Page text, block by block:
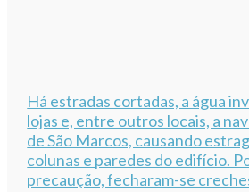
Há estradas cortadas, a água
lojas e, entre outros locais, a
de São Marcos, causando
colunas e paredes do edifício.
precaução, fecharam-se